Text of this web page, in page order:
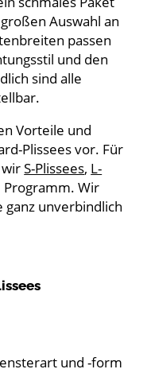
Auswahl an
passen
und den
sind alle
Vorteile und
Plissees vor. Für
wirS-Plissees, L-
Programm. Wir
ganz unverbindlich
und -form